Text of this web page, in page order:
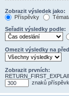
Zobrazit výsledek jako:
Příspěvky
Seřadit výsledky podle:
Omezit výsledky na
Zobrazit prvních:
znaků